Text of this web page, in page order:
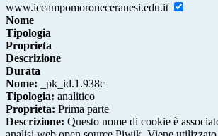
www.iccampomoroneceranesi.edu.it
Nome
Tipologia
Proprieta
Descrizione
Durata
Nome: _pk_id.1.938c
Tipologia: analitico
Proprieta: Prima parte
Descrizione: Questo nome di cookie è